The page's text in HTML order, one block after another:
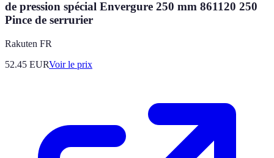
de pression spécial Envergure 250 mm 861120 250
Pince de serrurier
Rakuten FR
52.45 EURVoir le prix